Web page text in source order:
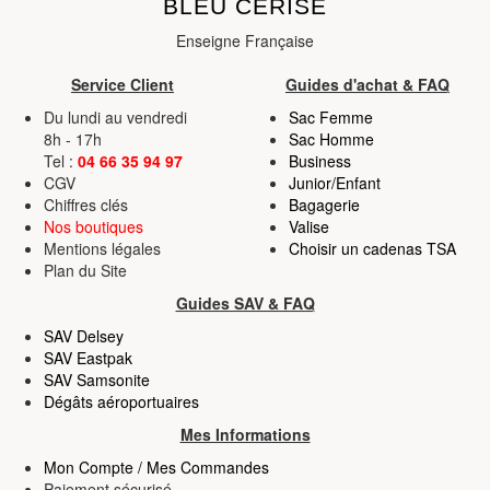
BLEU CERISE
Enseigne Française
Service Client
Guides d'achat & FAQ
Du lundi au vendredi
8h - 17h
Tel : 04 66 35 94 97
CGV
Chiffres clés
Nos boutiques
Mentions légales
Plan du Site
Sac Femme
Sac Homme
Business
Junior/Enfant
Bagagerie
Valise
Choisir un cadenas TSA
Guides SAV & FAQ
SAV Delsey
SAV Eastpak
SAV Samsonite
Dégâts aéroportuaires
Mes Informations
Mon Compte / Mes Commandes